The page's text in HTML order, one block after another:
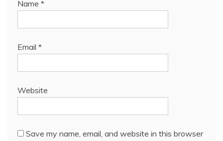
Name *
Email *
Website
Save my name, email, and website in this browser